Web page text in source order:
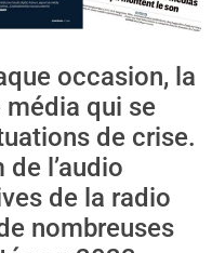
occasion, la
qui se
de crise.
l’audio
de la radio
nombreuses